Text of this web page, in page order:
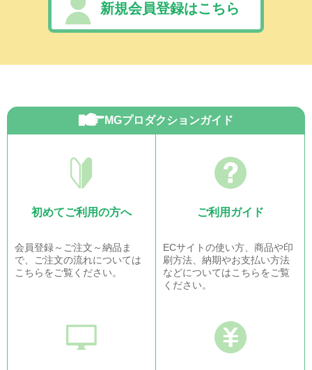
新規会員登録はこちら
MGプロダクションガイド
初めてご利用の方へ
会員登録～ご注文～納品ま
で、ご注文の流れについては
こちらをご覧ください。
ご利用ガイド
ECサイトの使い方、商品や印
刷方法、納期やお支払い方法
などについてはこちらをご覧
ください。